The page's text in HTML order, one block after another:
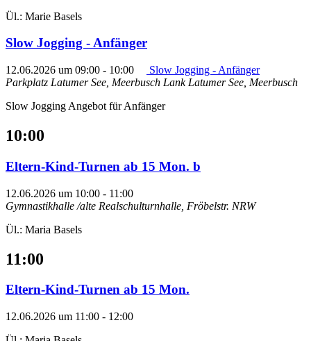
Ül.: Marie Basels
Slow Jogging - Anfänger
12.06.2026 um 09:00 - 10:00
Slow Jogging - Anfänger
Parkplatz Latumer See, Meerbusch Lank Latumer See, Meerbusch
Slow Jogging Angebot für Anfänger
10:00
Eltern-Kind-Turnen ab 15 Mon. b
12.06.2026 um 10:00 - 11:00
Gymnastikhalle /alte Realschulturnhalle, Fröbelstr. NRW
Ül.: Maria Basels
11:00
Eltern-Kind-Turnen ab 15 Mon.
12.06.2026 um 11:00 - 12:00